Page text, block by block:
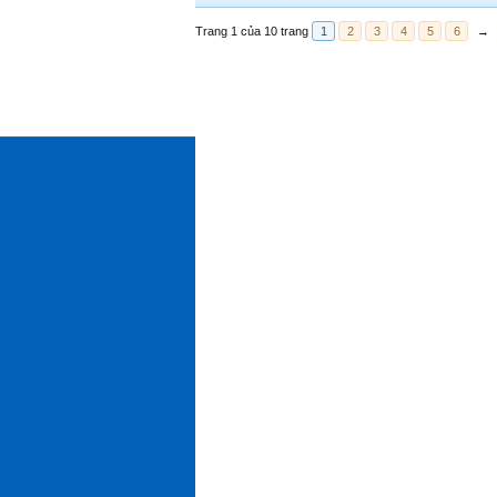
Trang 1 của 10 trang 1 2 3 4 5 6 →